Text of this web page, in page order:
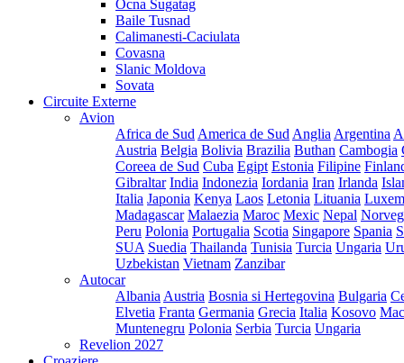
Ocna Sugatag
Baile Tusnad
Calimanesti-Caciulata
Covasna
Slanic Moldova
Sovata
Circuite Externe
Avion
Africa de Sud America de Sud Anglia Argentina
Austria Belgia Bolivia Brazilia Buthan Cambogia
Coreea de Sud Cuba Egipt Estonia Filipine
Gibraltar India Indonezia Iordania Iran Irlanda
Italia Japonia Kenya Laos Letonia Lituania
Madagascar Malaezia Maroc Mexic Nepal
Peru Polonia Portugalia Scotia Singapore Spania
SUA Suedia Thailanda Tunisia Turcia Ungaria
Uzbekistan Vietnam Zanzibar
Autocar
Albania Austria Bosnia si Hertegovina Bulgaria
Elvetia Franta Germania Grecia Italia Kosovo
Muntenegru Polonia Serbia Turcia Ungaria
Revelion 2027